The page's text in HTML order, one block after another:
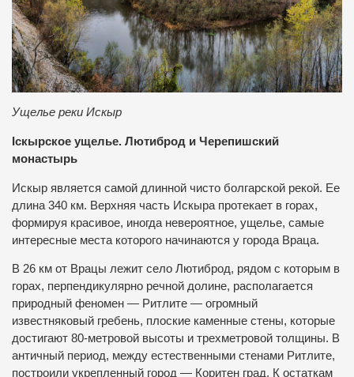
Ущелье реки Искыр
Іскырское ущелье. Лютиброд и Черепишский
монастырь
Искыр является самой длинной чисто болгарской рекой. Ее
длина 340 км. Верхняя часть Искыра протекает в горах,
формируя красивое, иногда невероятное, ущелье, самые
интересные места которого начинаются у города Враца.
В 26 км от Врацы лежит село Лютиброд, рядом с которым в
горах, перпендикулярно речной долине, располагается
природный феномен — Ритлите — огромный
известняковый гребень, плоские каменные стены, которые
достигают 80-метровой высоты и трехметровой толщины. В
античный период, между естественными стенами Ритлите,
построили укрепленный город — Коритен град. К остаткам